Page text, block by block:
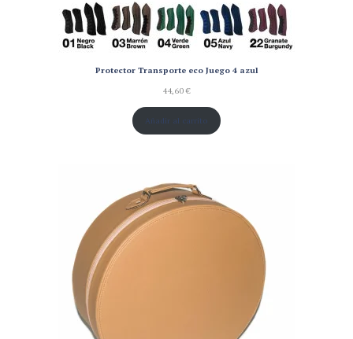
Protector Transporte eco Juego 4 azul
44,60€
Añadir al carrito